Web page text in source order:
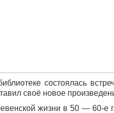
состоялась
своё новое
жизни в 50 — 60-е